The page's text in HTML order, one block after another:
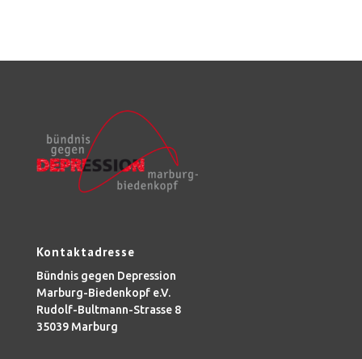
Kontaktadresse
Bündnis gegen Depression
Marburg-Biedenkopf e.V.
Rudolf-Bultmann-Strasse 8
35039 Marburg